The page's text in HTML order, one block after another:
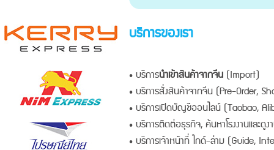
บริการของเรา
• บริการนำเข้าสินค้าจากจีน (Import)
• บริการสั่งสินค้าจากจีน (Pre-Order,
• บริการเปิดบัญชีออนไลน์ (Taobao,
• บริการติดต่อธุรกิจ, ค้นหาโรงงานและ
• บริการเจ้าหน้าที่ ไกด์-ล่าม (Guide,